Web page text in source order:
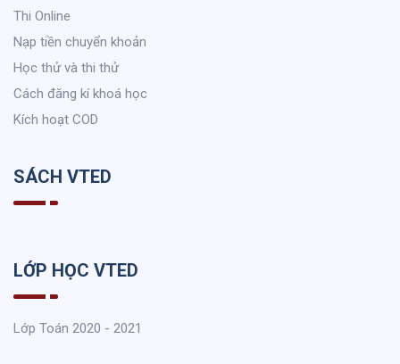
Thi Online
Nạp tiền chuyển khoản
Học thử và thi thử
Cách đăng kí khoá học
Kích hoạt COD
SÁCH VTED
LỚP HỌC VTED
Lớp Toán 2020 - 2021